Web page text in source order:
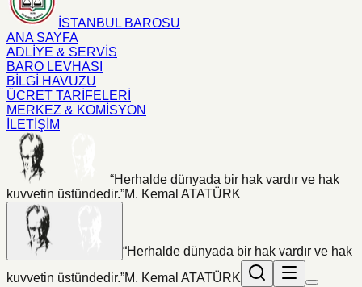
İSTANBUL BAROSU
ANA SAYFA
ADLİYE & SERVİS
BARO LEVHASI
BİLGİ HAVUZU
ÜCRET TARİFELERİ
MERKEZ & KOMİSYON
İLETİŞİM
“Herhalde dünyada bir hak vardır ve hak
kuvvetin üstündedir.”M. Kemal ATATÜRK
“Herhalde dünyada bir hak vardır ve hak
kuvvetin üstündedir.”M. Kemal ATATÜRK